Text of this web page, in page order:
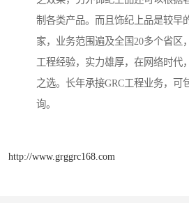
制各类产品。而且饰纪上品是较早
家，业务范围遍及全国20多个省区
工程经验，实力雄厚，在网络时代
之选。长年承接GRC工程业务，可
询。
http://www.grggrc168.com